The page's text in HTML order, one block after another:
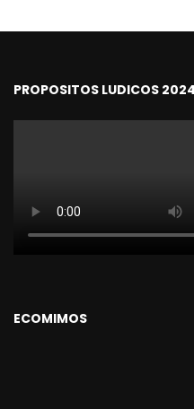
PROPOSITOS LUDICOS 2024
ECOMIMOS